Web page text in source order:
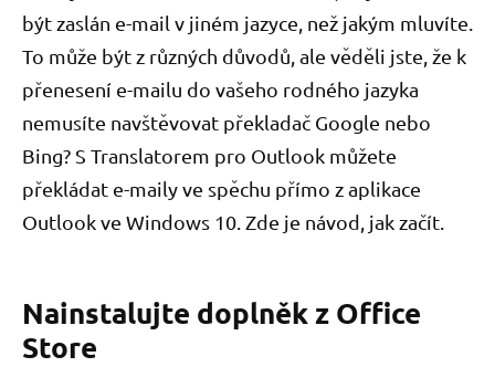
být zaslán e-mail v jiném jazyce, než jakým mluvíte.
To může být z různých důvodů, ale věděli jste, že k
přenesení e-mailu do vašeho rodného jazyka
nemusíte navštěvovat překladač Google nebo
Bing? S Translatorem pro Outlook můžete
překládat e-maily ve spěchu přímo z aplikace
Outlook ve Windows 10. Zde je návod, jak začít.
Nainstalujte doplněk z Office
Store